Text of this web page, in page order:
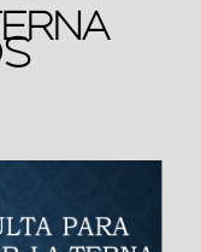
NOMBRE DEL
BLE
Paulina Lorena Moya